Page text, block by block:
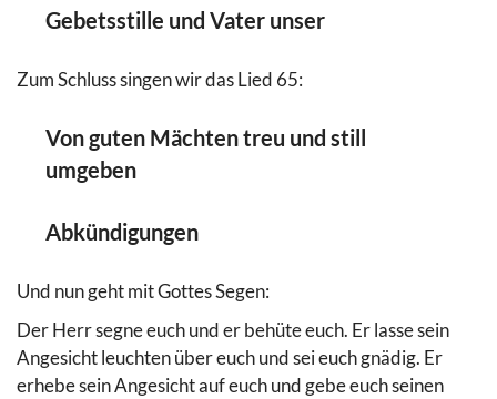
Gebetsstille und Vater unser
Zum Schluss singen wir das Lied 65:
Von guten Mächten treu und still
umgeben
Abkündigungen
Und nun geht mit Gottes Segen:
Der Herr segne euch und er behüte euch. Er lasse sein
Angesicht leuchten über euch und sei euch gnädig. Er
erhebe sein Angesicht auf euch und gebe euch seinen